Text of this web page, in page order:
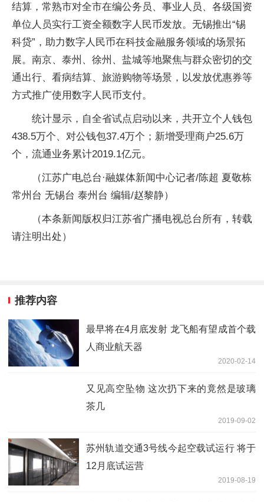
结算，常熟市对全市在编公务员、事业人员、各级国资
单位人员实行工资全额数字人民币发放。无锡推出“锡
科贷”，助力数字人民币在科技金融服务领域的场景拓
展。南京、泰州、徐州、盐城等地聚焦与群众密切的交
通出行、看病结算、旅游购物等场景，以发放优惠券等
方式推广使用数字人民币支付。
统计显示，自全省试点启动以来，共开立个人钱包
438.5万个、对公钱包37.4万个；新增受理商户25.6万
个，流通业务累计2019.1亿元。
（江苏广电总台·融媒体新闻中心记者/陈超 夏敬栋
常州台 无锡台 泰州台 编辑/赵黎静）
（本条新闻版权归江苏省广播电视总台所有，转载
请注明出处）
推荐内容
最早将在4月底发射 龙飞船有望成首个载
人商业航天器
2020-02-14
又见高空坠物 这次扔下来的竟然是玻璃
茶几
2019-09-02
苏州轨道交通3号线今起空载试运行 将于
12月底试运营
2019-08-19